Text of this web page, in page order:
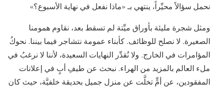
نحمل سؤالاً محيِّراً، ينتهي بـ «ماذا نفعل في نهاية الأسبوع؟»
ومثل شجرة مليئة بأوراق ميِّتة لم تسقط بعد، نقاوم همومنا
الصغيرة. لا نصلح للوظائف. كأبناء عمومة نتشاجر فيما بيننا. نحوكُ
المؤامرات في الخارج. ولا نُقدِّر النهايات السعيدة، لأننا لا نرغبُ في
ملء العالم بالمزيد من الهراء. نبحث عن طيفِ أبٍ في إعلانات
المفقودين، عن أمٍّ تخلَّت عن منزل جميل بحديقة خلفيَّة، حيث كان